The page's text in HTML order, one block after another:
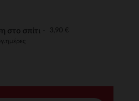
απορρήτου,
στο σπίτι 3,90 €